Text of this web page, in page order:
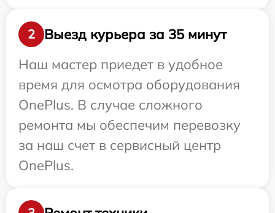
2
Выезд курьера за 35 минут
Наш мастер приедет в удобное
время для осмотра оборудования
OnePlus. В случае сложного
ремонта мы обеспечим перевозку
за наш счет в сервисный центр
OnePlus.